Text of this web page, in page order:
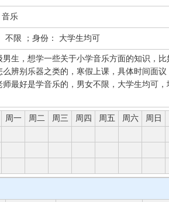
乐
不限 ；身份： 大学生均可
男生，想学一些关于小学音乐方面的知识，
么辨别乐器之类的，寒假上课，具体时间面
师最好是学音乐的，男女不限，大学生均可
周一 周二 周三 周四 周五 周六 周日